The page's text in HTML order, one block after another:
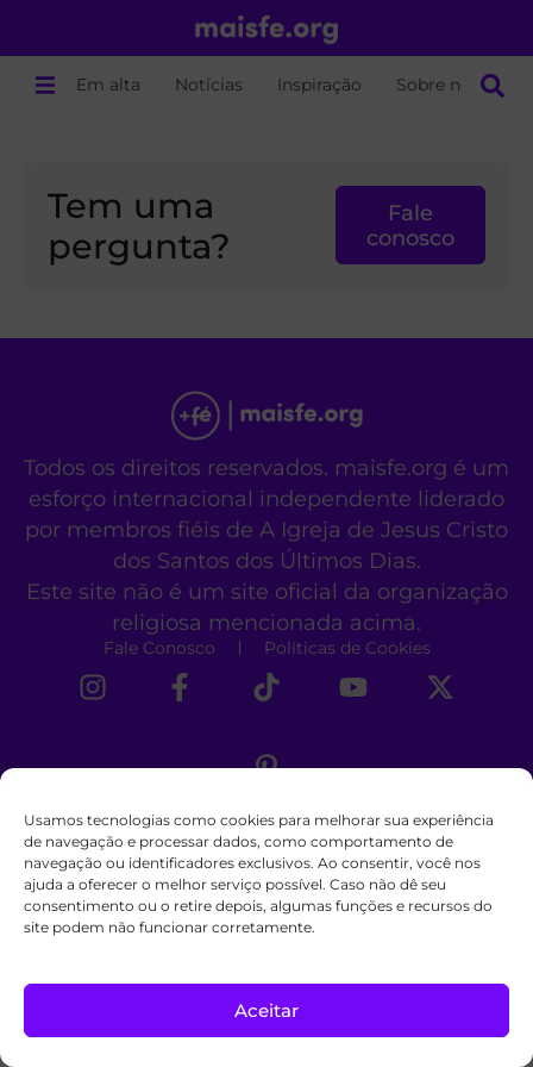
Usamos tecnologias como cookies para melhorar sua experiência
de navegação e processar dados, como comportamento de
navegação ou identificadores exclusivos. Ao consentir, você nos
ajuda a oferecer o melhor serviço possível. Caso não dê seu
consentimento ou o retire depois, algumas funções e recursos do
site podem não funcionar corretamente.
Aceitar
Em alta Notícias Inspiração Sobre nós
Tem uma
pergunta?
Fale
conosco
Todos os direitos reservados. maisfe.org é um
esforço internacional independente liderado
por membros fiéis de A Igreja de Jesus Cristo
dos Santos dos Últimos Dias.
Este site não é um site oficial da organização
religiosa mencionada acima.
Fale Conosco Políticas de Cookies